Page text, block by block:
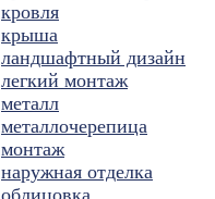
кровля
крыша
ландшафтный дизайн
легкий монтаж
металл
металлочерепица
монтаж
наружная отделка
облицовка